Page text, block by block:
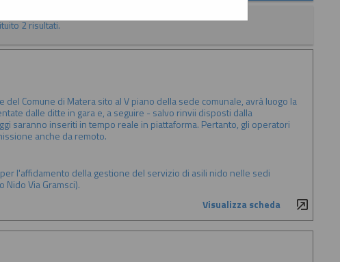
2 risultati.
Comune di Matera sito al V piano della sede comunale, avrà luogo la
dalle ditte in gara e, a seguire - salvo rinvii disposti dalla
saranno inseriti in tempo reale in piattaforma. Pertanto, gli operatori
anche da remoto.
l'affidamento della gestione del servizio di asili nido nelle sedi
Nido Via Gramsci).
Visualizza scheda